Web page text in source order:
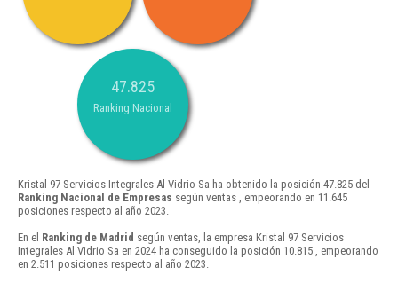
47.825
Ranking Nacional
Kristal 97 Servicios Integrales Al Vidrio Sa ha obtenido la posición 47.825 del
Ranking Nacional de Empresas según ventas , empeorando en 11.645
posiciones respecto al año 2023.
En el Ranking de Madrid según ventas, la empresa Kristal 97 Servicios
Integrales Al Vidrio Sa en 2024 ha conseguido la posición 10.815 , empeorando
en 2.511 posiciones respecto al año 2023.